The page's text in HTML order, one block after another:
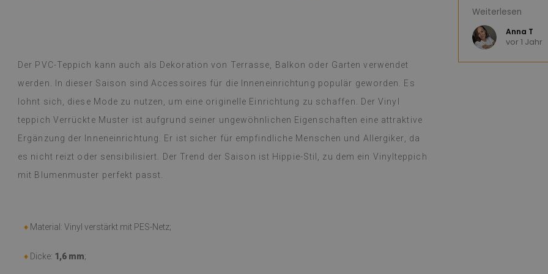
Der PVC-Teppich kann auch als Dekoration von Terrasse, Balkon oder Garten verwendet
werden. In dieser Saison sind Accessoires für die Inneneinrichtung populär geworden. Es
lohnt sich, diese Mode zu nutzen, um eine originelle Einrichtung zu schaffen. Der Vinyl
teppich Verrückte Muster ist aufgrund seiner ungewöhnlichen Eigenschaften eine attraktive
Ergänzung der Inneneinrichtung. Er ist sicher für empfindliche Menschen und Allergiker, da
es nicht reizt oder sensibilisiert. Der Trend der Saison ist Hippie-Stil, zu dem ein Vinylteppich
mit Blumenmuster perfekt passt.
♦ Material: Vinyl verstärkt mit PES-Netz;
♦ Dicke: 1,6 mm;
siehe Original)
diesen Laden
(Von Google
Weiterlesen
Anna T
vor 1 Jahr